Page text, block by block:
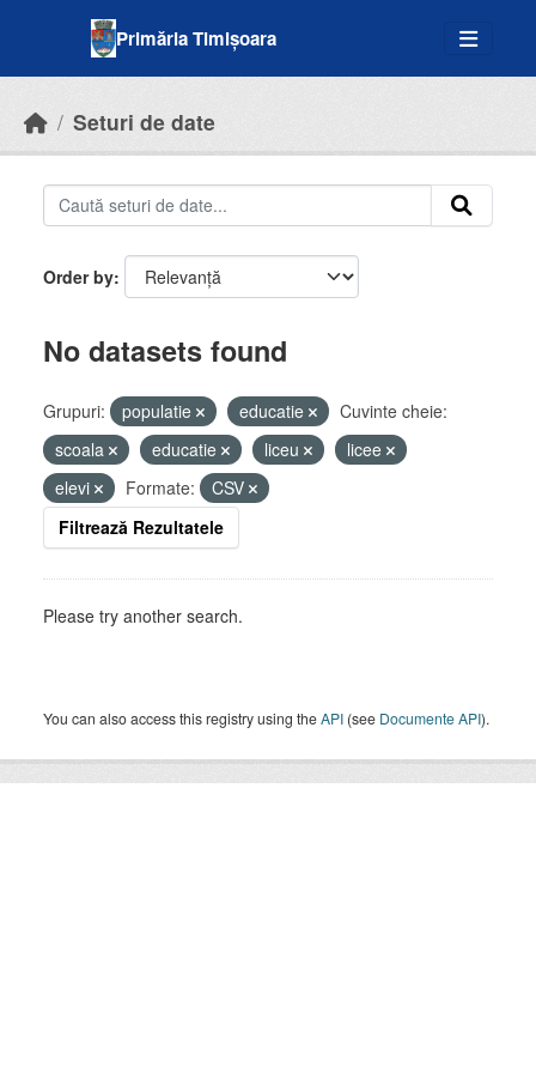
Primăria Timișoara
Seturi de date
Order by
No datasets found
Grupuri: populatie educatie
Cuvinte cheie:
scoala
educatie liceu
licee
elevi
Formate:
CSV
Filtrează Rezultatele
Please try another search.
You can also access this registry using theAPI (see Documente API).